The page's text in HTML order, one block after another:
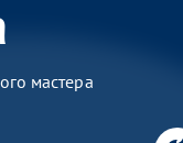
мастера